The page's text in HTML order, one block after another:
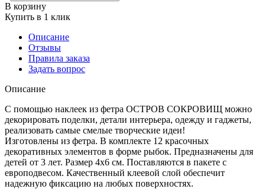
В корзину
Купить в 1 клик
Описание
Отзывы
Правила заказа
Задать вопрос
Описание
С помощью наклеек из фетра ОСТРОВ СОКРОВИЩ можно
декорировать поделки, детали интерьера, одежду и гаджеты,
реализовать самые смелые творческие идеи!
Изготовлены из фетра. В комплекте 12 красочных
декоративных элементов в форме рыбок. Предназначены для
детей от 3 лет. Размер 4х6 см. Поставляются в пакете с
европодвесом. Качественный клеевой слой обеспечит
надежную фиксацию на любых поверхностях.